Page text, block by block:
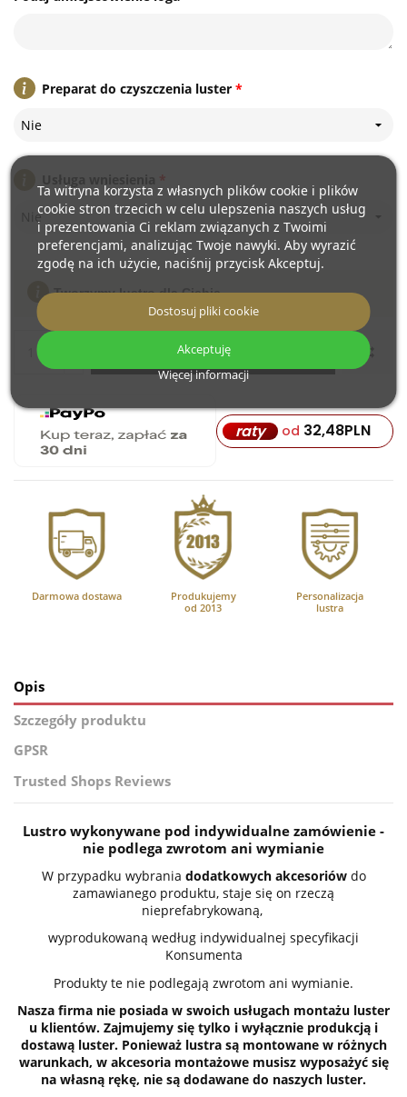
*
Preparat do czyszczenia luster
Nie
*
Nie
Dodaj do koszyka
Tworzymy lustro dla Ciebie
raty od 32,48PLN
Darmowa dostawa
Produkujemy
od 2013
Personalizacja
lustra
Opis
Szczegóły produktu
GPSR
Trusted Shops Reviews
Lustro wykonywane pod indywidualne zamówienie -
nie podlega zwrotom ani wymianie
W przypadku wybrania dodatkowych akcesoriówdo
zamawianego produktu, staje się on rzeczą
nieprefabrykowaną,
wyprodukowaną według indywidualnej specyfikacji
Konsumenta
Produkty te nie podlegają zwrotom ani wymianie.
Nasza firma nie posiada w swoich usługach montażu luster
u klientów. Zajmujemy się tylko i wyłącznie produkcją i
dostawą luster. Ponieważ lustra są montowane w różnych
warunkach, w akcesoria montażowe musisz wyposażyć się
na własną rękę, nie są dodawane do naszych luster.
Ta witryna korzysta z własnych plików cookie i plików
cookie stron trzecich w celu ulepszenia naszych usług
i prezentowania Ci reklam związanych z Twoimi
preferencjami, analizując Twoje nawyki. Aby wyrazić
zgodę na ich użycie, naciśnij przycisk Akceptuj.
Więcej informacji
Dostosuj pliki cookie
Akceptuję